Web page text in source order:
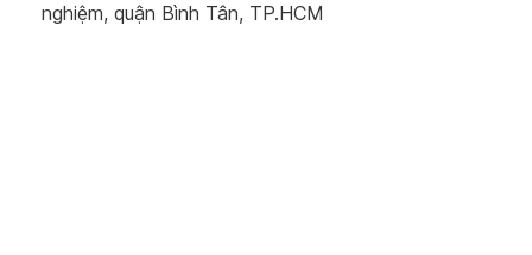
nghiệm, quận Bình Tân, TP.HCM